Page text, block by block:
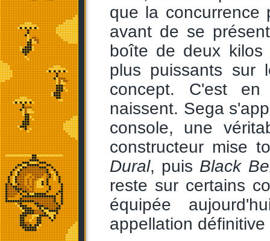
que la
avant de se
boîte de deux
plus puissants sur
concept. C'est
naissent. Sega
console, une
constructeur mise
Dural, puis Black
reste sur certains
équipée
appellation